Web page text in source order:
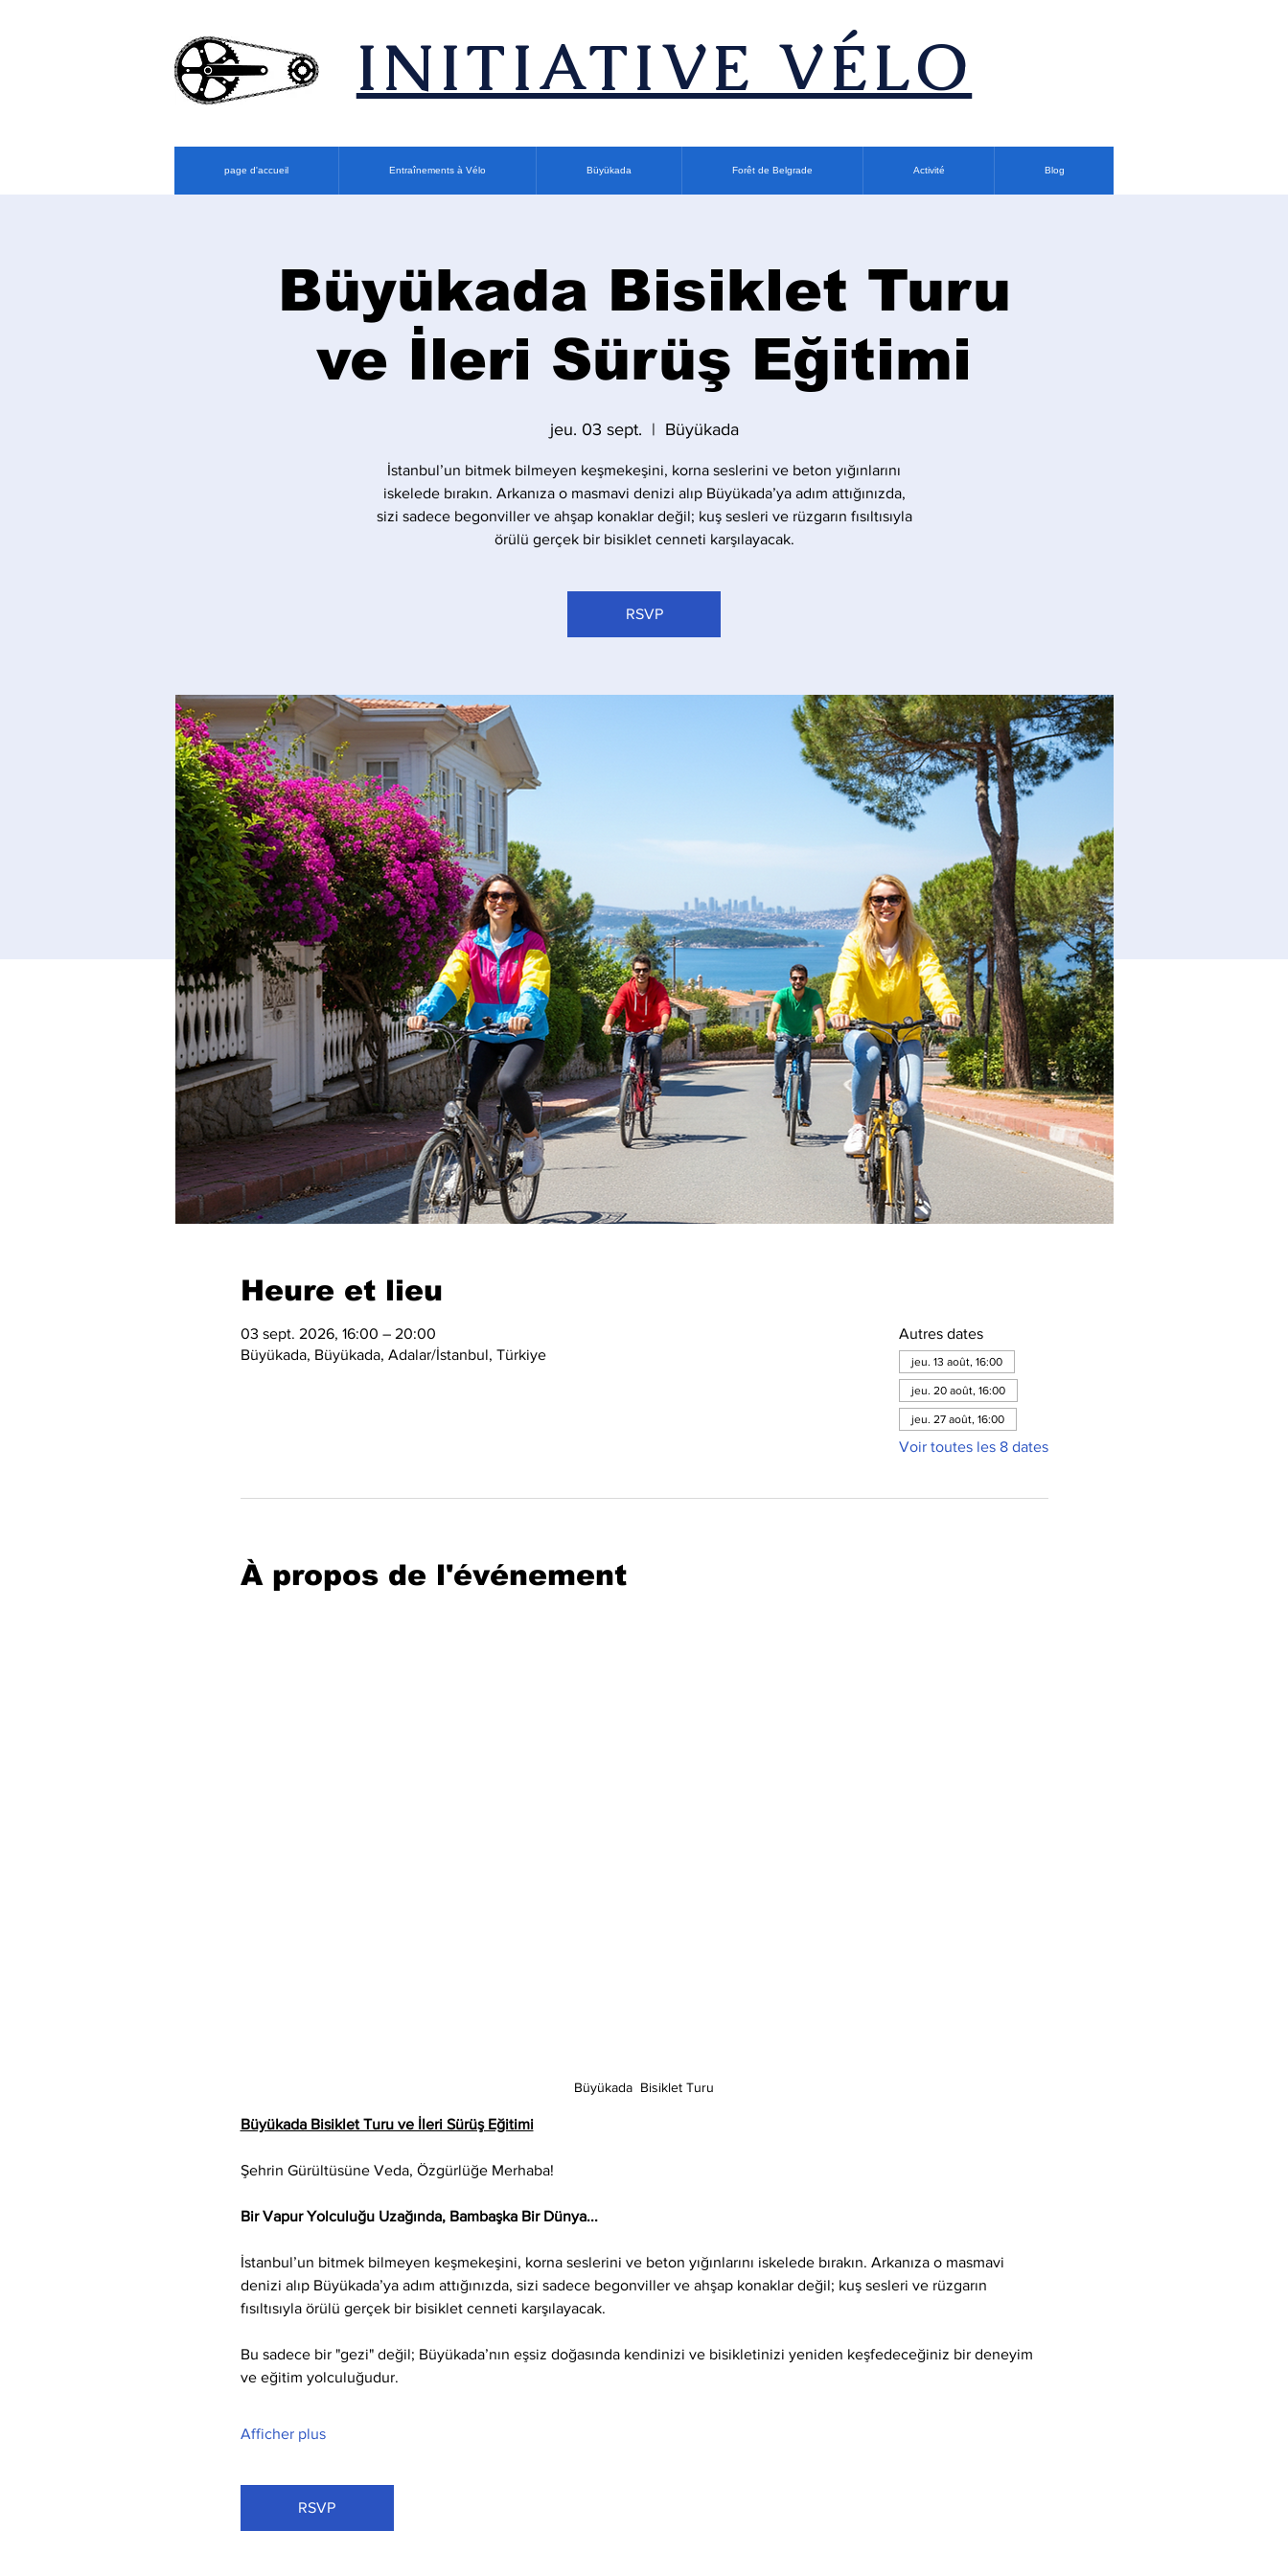
​INITIATIVE VÉLO
page d'accueil Entraînements à Vélo Büyükada Forêt de Belgrade Activité Blog
Büyükada Bisiklet Turu
ve İleri Sürüş Eğitimi
jeu. 03 sept.
  |
Büyükada
İstanbul’un bitmek bilmeyen keşmekeşini, korna seslerini ve beton yığınlarını
iskelede bırakın. Arkanıza o masmavi denizi alıp Büyükada’ya adım attığınızda,
sizi sadece begonviller ve ahşap konaklar değil; kuş sesleri ve rüzgarın fısıltısıyla
örülü gerçek bir bisiklet cenneti karşılayacak.
RSVP
Heure et lieu
03 sept. 2026, 16:00 – 20:00
Büyükada, Büyükada, Adalar/İstanbul, Türkiye
Autres dates
jeu. 13 août, 16:00
jeu. 20 août, 16:00
jeu. 27 août, 16:00
Voir toutes les 8 dates
À propos de l'événement
Büyükada  Bisiklet Turu
Büyükada Bisiklet Turu ve İleri Sürüş Eğitimi
Şehrin Gürültüsüne Veda, Özgürlüğe Merhaba!
Bir Vapur Yolculuğu Uzağında, Bambaşka Bir Dünya...
İstanbul’un bitmek bilmeyen keşmekeşini, korna seslerini ve beton yığınlarını iskelede bırakın. Arkanıza o masmavi
denizi alıp Büyükada’ya adım attığınızda, sizi sadece begonviller ve ahşap konaklar değil; kuş sesleri ve rüzgarın
fısıltısıyla örülü gerçek bir bisiklet cenneti karşılayacak.
Bu sadece bir "gezi" değil; Büyükada’nın eşsiz doğasında kendinizi ve bisikletinizi yeniden keşfedeceğiniz bir deneyim
ve eğitim yolculuğudur.
Afficher plus
RSVP